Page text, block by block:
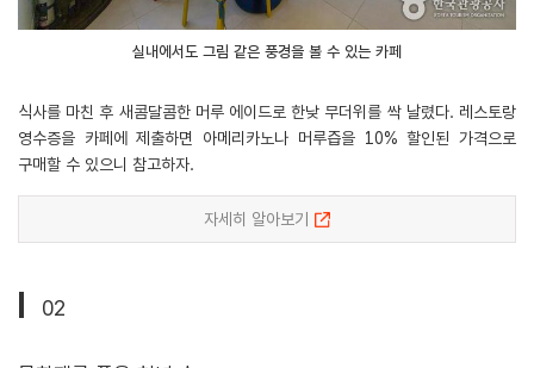
실내에서도 그림 같은 풍경을 볼 수 있는 카페
식사를 마친 후 새콤달콤한 머루 에이드로 한낮 무더위를 싹 날렸다. 레스토랑
영수증을 카페에 제출하면 아메리카노나 머루즙을 10% 할인된 가격으로
구매할 수 있으니 참고하자.
자세히 알아보기
02